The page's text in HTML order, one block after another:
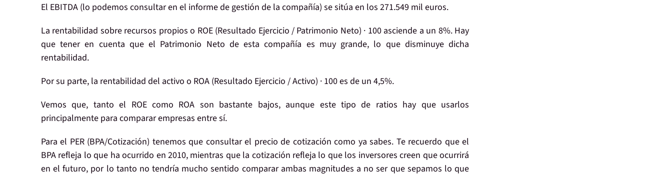
El EBITDA (lo podemos consultar en el informe de gestión de la compañía) se sitúa en los 271.549 mil euros.
La rentabilidad sobre recursos propios o ROE (Resultado Ejercicio / Patrimonio Neto) · 100 asciende a un 8%. Hay
que tener en cuenta que el Patrimonio Neto de esta compañía es muy grande, lo que disminuye dicha
rentabilidad.
Por su parte, la rentabilidad del activo o ROA (Resultado Ejercicio / Activo) · 100 es de un 4,5%.
Vemos que, tanto el ROE como ROA son bastante bajos, aunque este tipo de ratios hay que usarlos
principalmente para comparar empresas entre sí.
Para el PER(BPA/Cotización) tenemos que consultar el precio de cotización como ya sabes. Te recuerdo que el
BPA refleja lo que ha ocurrido en 2010, mientras que la cotización refleja lo que los inversores creen que ocurrirá
en el futuro, por lo tanto no tendría mucho sentido comparar ambas magnitudes a no ser que sepamos lo que